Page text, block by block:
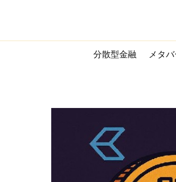
content
分散型金融 メタ